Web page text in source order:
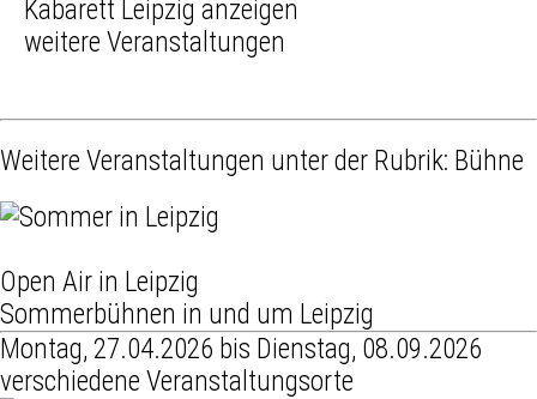
weitere Veranstaltungen
Weitere Veranstaltungen unter der Rubrik: Bühne
Open Air in Leipzig
Sommerbühnen in und um Leipzig
Montag, 27.04.2026 bis Dienstag, 08.09.2026
verschiedene Veranstaltungsorte